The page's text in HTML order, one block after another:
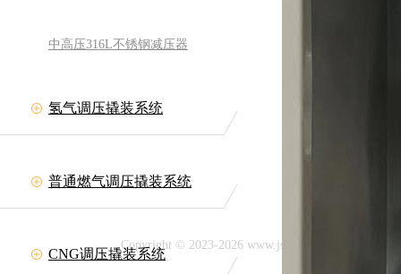
中高压316L不锈钢减压器
氢气调压撬装系统
普通燃气调压撬装系统
CNG调压撬装系统
限公司
网址:www.jszllt.com
Copyright © 2023-2026 www.jszllt.com All rights